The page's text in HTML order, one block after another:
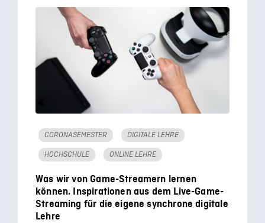
CORONASEMESTER DIGITALE LEHRE
HOCHSCHULE ONLINE LEHRE
Was wir von Game-Streamern lernen
können. Inspirationen aus dem Live-Game-
Streaming für die eigene synchrone digitale
Lehre